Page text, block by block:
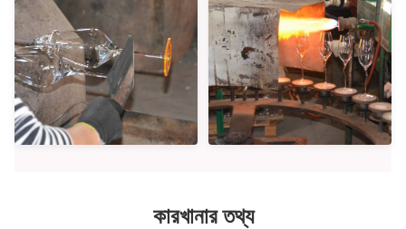
কারখানার তথ্য